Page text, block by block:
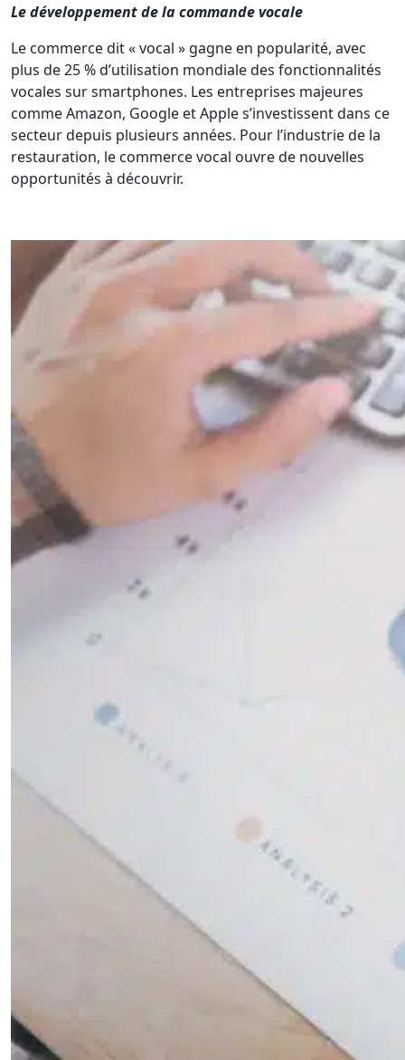
Le développement de la commande vocale
Le commerce dit « vocal » gagne en popularité, avec
plus de 25 % d’utilisation mondiale des fonctionnalités
vocales sur smartphones. Les entreprises majeures
comme Amazon, Google et Apple s’investissent dans ce
secteur depuis plusieurs années. Pour l’industrie de la
restauration, le commerce vocal ouvre de nouvelles
opportunités à découvrir.